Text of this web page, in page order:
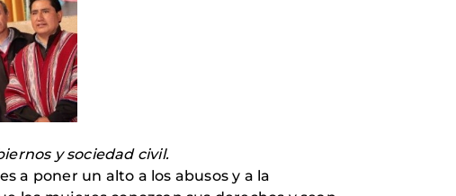
y sociedad civil.
a poner un alto a los abusos y a la